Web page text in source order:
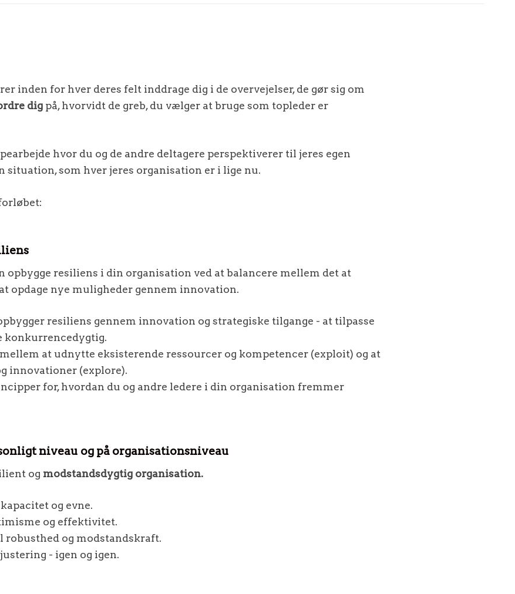
inden for hver deres felt inddrage dig i de overvejelser, de gør sig om
digpå, hvorvidt de greb, du vælger at bruge som topleder er
hvor du og de andre deltagere perspektiverer til jeres egen
situation, som hver jeres organisation er i lige nu.
opbygge resiliens i din organisation ved at balancere mellem det at
opdage nye muligheder gennem innovation.
resiliens gennem innovation og strategiske tilgange - at tilpasse
konkurrencedygtig.
at udnytte eksisterende ressourcer og kompetencer (exploit) og at
innovationer (explore).
for, hvordan du og andre ledere i din organisation fremmer
niveau og på organisationsniveau
og modstandsdygtig organisation.
og evne.
og effektivitet.
og modstandskraft.
- igen og igen.